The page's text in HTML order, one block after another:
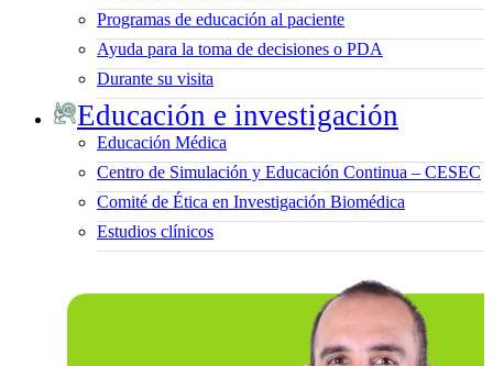
Programas de educación al paciente
Ayuda para la toma de decisiones o PDA
Durante su visita
Educación e investigación
Educación Médica
Centro de Simulación y Educación Continua – CESEC
Comité de Ética en Investigación Biomédica
Estudios clínicos